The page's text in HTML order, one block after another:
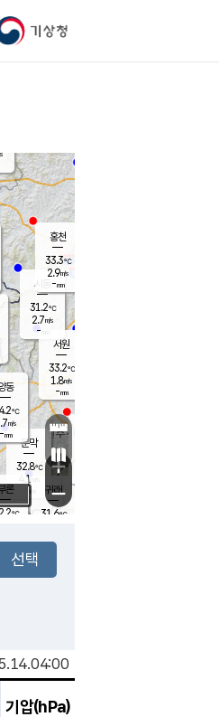
상청
문막
32.8℃
4.1m/s
mm
론
℃
동
℃
m/s
-mm
시동
31.2℃
2.7m/s
- mm
귀래
31.6℃
서원
33.2℃
1.8m/s
-mm
홍천
33.3℃
2.9m/s
-mm
+
−
기압(hPa)